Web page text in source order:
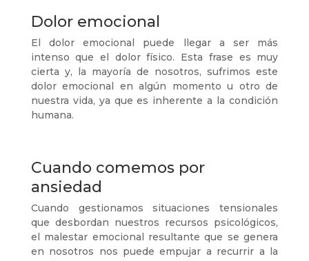
Dolor emocional
El dolor emocional puede llegar a ser más
intenso que el dolor físico. Esta frase es muy
cierta y, la mayoría de nosotros, sufrimos este
dolor emocional en algún momento u otro de
nuestra vida, ya que es inherente a la condición
humana.
Cuando comemos por
ansiedad
Cuando gestionamos situaciones tensionales
que desbordan nuestros recursos psicológicos,
el malestar emocional resultante que se genera
en nosotros nos puede empujar a recurrir a la